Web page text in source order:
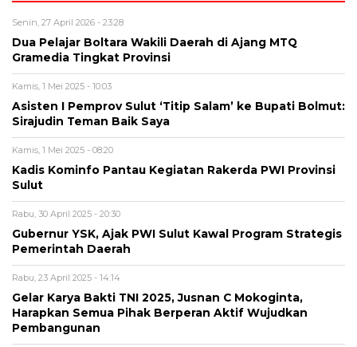
Senin, 27 April 2026 - 23:28
Dua Pelajar Boltara Wakili Daerah di Ajang MTQ
Gramedia Tingkat Provinsi
Kamis, 1 Mei 2025 - 10:03
Asisten I Pemprov Sulut ‘Titip Salam’ ke Bupati Bolmut:
Sirajudin Teman Baik Saya
Kamis, 1 Mei 2025 - 08:20
Kadis Kominfo Pantau Kegiatan Rakerda PWI Provinsi
Sulut
Rabu, 30 April 2025 - 20:30
Gubernur YSK, Ajak PWI Sulut Kawal Program Strategis
Pemerintah Daerah
Rabu, 23 April 2025 - 14:14
Gelar Karya Bakti TNI 2025, Jusnan C Mokoginta,
Harapkan Semua Pihak Berperan Aktif Wujudkan
Pembangunan